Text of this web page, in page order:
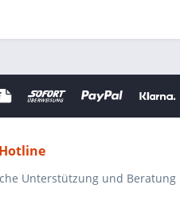
Unterstützung und Beratung